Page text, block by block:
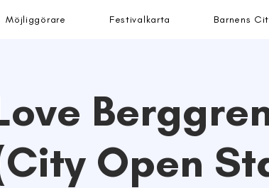
Möjliggörare Festivalkarta Barnens
Open